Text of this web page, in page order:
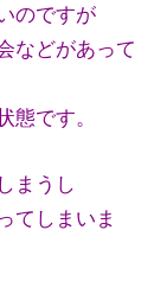
のですが
などがあって
態です。
まうし
てしまいま